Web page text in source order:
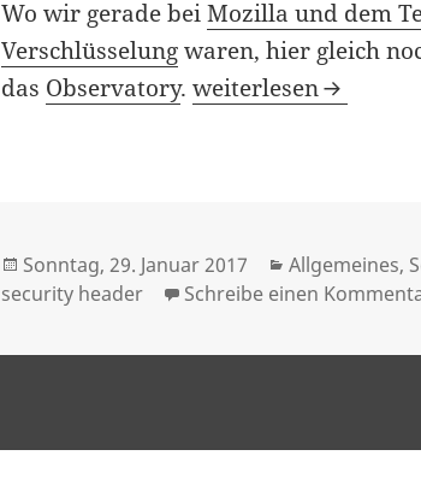
Wo wir gerade beiMozilla und dem
Verschlüsselungwaren, hier gleich
das Observatory.Mozilla Observatory
weiterlesen
Veröffentlicht
am
Sonntag, 29. Januar 2017 Kategorien
Allgemeines,
security header
Schreibe einen